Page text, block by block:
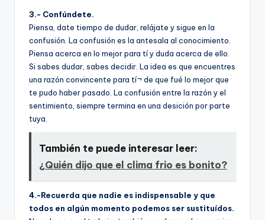
3.- Confúndete.
Piensa, date tiempo de dudar, relájate y sigue en la
confusión. La confusión es la antesala al conocimiento.
Piensa acerca en lo mejor para tí­ y duda acerca de ello.
Si sabes dudar, sabes decidir. La idea es que encuentres
una razón convincente para tí¬ de que fué lo mejor que
te pudo haber pasado. La confusión entre la razón y el
sentimiento, siempre termina en una desición por parte
tuya.
También te puede interesar leer:
¿Quién dijo que el clima frio es bonito?
4.-Recuerda que nadie es indispensable y que
todos en algún momento podemos ser sustituí­dos.